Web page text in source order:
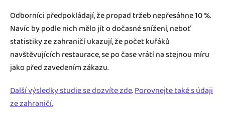
Odborníci předpokládají, že propad tržeb nepřesáhne 10 %.
Navíc by podle nich mělo jít o dočasné snížení, neboť
statistiky ze zahraničí ukazují, že počet kuřáků
navštěvujících restaurace, se po čase vrátí na stejnou míru
jako před zavedením zákazu.
Další výsledky studie se dozvíte zde.Porovnejte také s údaji
ze zahraničí.